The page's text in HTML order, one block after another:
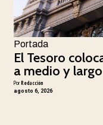
Portada
El Tesoro
a medio y
PorRedacción
agosto 6, 2026